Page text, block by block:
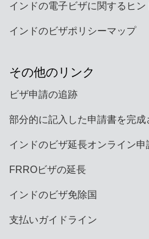
インドの電子ビザに関するヒン
インドのビザポリシーマップ
その他のリンク
ビザ申請の追跡
部分的に記入した申請書を完成
インドのビザ延長オンライン申
FRROビザの延長
インドのビザ免除国
支払いガイドライン